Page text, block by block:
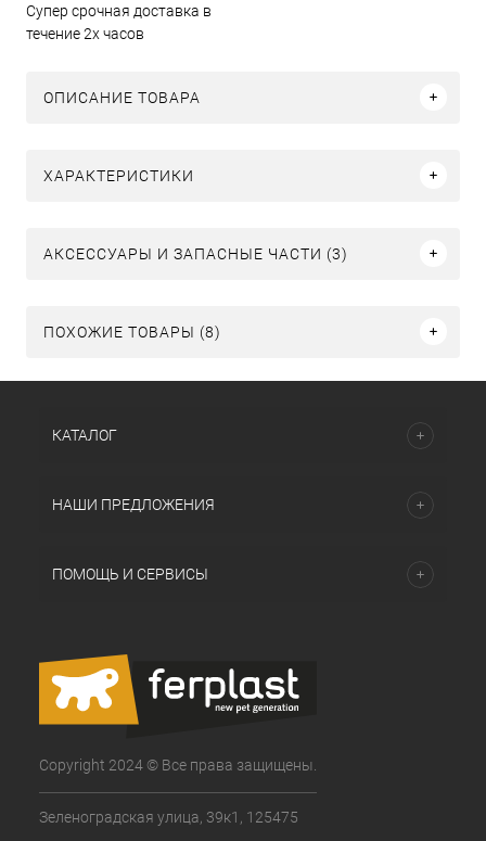
Супер срочная доставка в
течение 2х часов
ОПИСАНИЕ ТОВАРА
ХАРАКТЕРИСТИКИ
АКСЕССУАРЫ И ЗАПАСНЫЕ ЧАСТИ (3)
ПОХОЖИЕ ТОВАРЫ (8)
КАТАЛОГ
НАШИ ПРЕДЛОЖЕНИЯ
ПОМОЩЬ И СЕРВИСЫ
Copyright 2024 © Все права защищены.
Зеленоградская улица, 39к1, 125475